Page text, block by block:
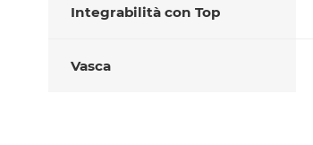
Integrabilità con Top
Vasca